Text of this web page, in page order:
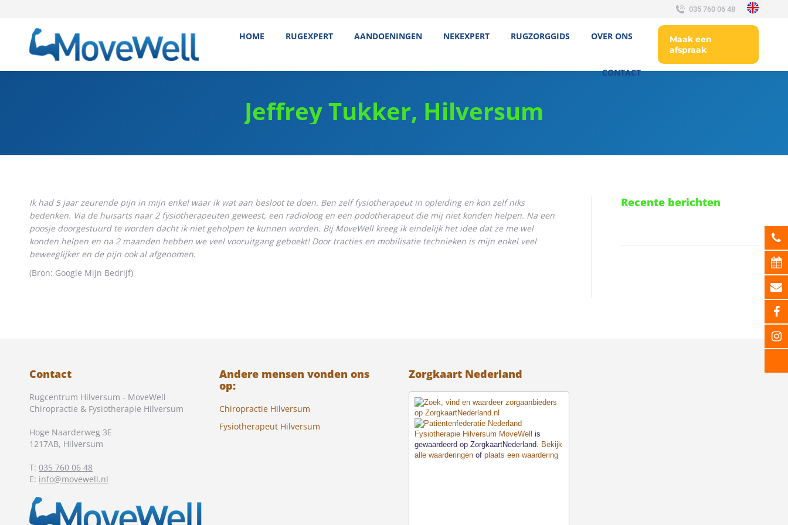
035 760 06 48
HOME RUGEXPERT AANDOENINGEN NEKEXPERT RUGZORGGIDS OVER ONS
CONTACT
Maak een
afspraak
Jeffrey Tukker, Hilversum
Ik had 5 jaar zeurende pijn in mijn enkel waar ik wat aan besloot te doen. Ben zelf fysiotherapeut in opleiding en kon zelf niks
bedenken. Via de huisarts naar 2 fysiotherapeuten geweest, een radioloog en een podotherapeut die mij niet konden helpen. Na een
poosje doorgestuurd te worden dacht ik niet geholpen te kunnen worden. Bij MoveWell kreeg ik eindelijk het idee dat ze me wel
konden helpen en na 2 maanden hebben we veel vooruitgang geboekt! Door tracties en mobilisatie technieken is mijn enkel veel
beweeglijker en de pijn ook al afgenomen.
(Bron: Google Mijn Bedrijf)
Recente berichten
Contact
Rugcentrum Hilversum - MoveWell
Chiropractie & Fysiotherapie Hilversum
Hoge Naarderweg 3E
1217AB, Hilversum
T: 035 760 06 48
E: info@movewell.nl
Andere mensen vonden ons
op:
Chiropractie Hilversum
Fysiotherapeut Hilversum
Zorgkaart Nederland
Fysiotherapie Hilversum MoveWell
is
gewaardeerd op ZorgkaartNederland. Bekijk
alle waarderingen of plaats een waardering